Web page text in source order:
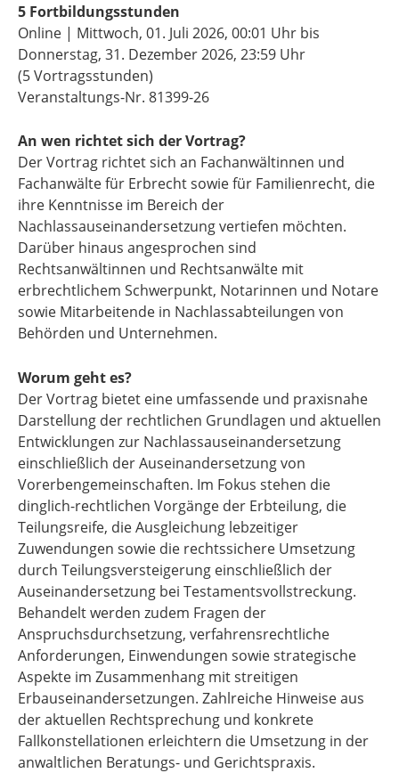
5 Fortbildungsstunden
Online | Mittwoch, 01. Juli 2026, 00:01 Uhr bis
Donnerstag, 31. Dezember 2026, 23:59 Uhr
(5 Vortragsstunden)
Veranstaltungs-Nr. 81399-26
An wen richtet sich der Vortrag?
Der Vortrag richtet sich an Fachanwältinnen und
Fachanwälte für Erbrecht sowie für Familienrecht, die
ihre Kenntnisse im Bereich der
Nachlassauseinandersetzung vertiefen möchten.
Darüber hinaus angesprochen sind
Rechtsanwältinnen und Rechtsanwälte mit
erbrechtlichem Schwerpunkt, Notarinnen und Notare
sowie Mitarbeitende in Nachlassabteilungen von
Behörden und Unternehmen.
Worum geht es?
Der Vortrag bietet eine umfassende und praxisnahe
Darstellung der rechtlichen Grundlagen und aktuellen
Entwicklungen zur Nachlassauseinandersetzung
einschließlich der Auseinandersetzung von
Vorerbengemeinschaften. Im Fokus stehen die
dinglich-rechtlichen Vorgänge der Erbteilung, die
Teilungsreife, die Ausgleichung lebzeitiger
Zuwendungen sowie die rechtssichere Umsetzung
durch Teilungsversteigerung einschließlich der
Auseinandersetzung bei Testamentsvollstreckung.
Behandelt werden zudem Fragen der
Anspruchsdurchsetzung, verfahrensrechtliche
Anforderungen, Einwendungen sowie strategische
Aspekte im Zusammenhang mit streitigen
Erbauseinandersetzungen. Zahlreiche Hinweise aus
der aktuellen Rechtsprechung und konkrete
Fallkonstellationen erleichtern die Umsetzung in der
anwaltlichen Beratungs- und Gerichtspraxis.